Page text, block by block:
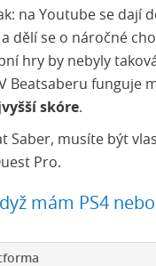
na Youtube se dají
dělí se o náročné
hry by nebyly
Beatsaberu funguje
skóre.
Saber, musíte být
Pro.
mám PS4